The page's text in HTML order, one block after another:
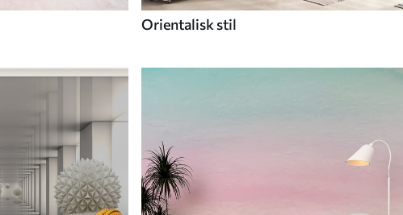
Orientalisk stil